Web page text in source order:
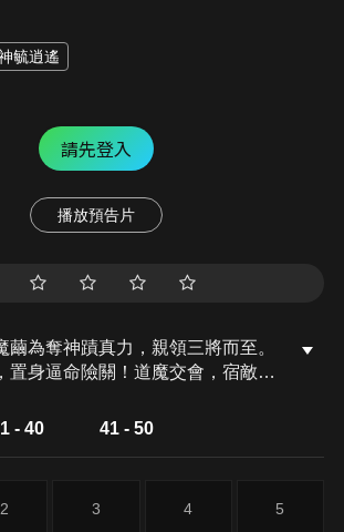
毓逍遙
請先登入
播放預告片
繭為奪神蹟真力，親領三將而至。
置身逼命險關！道魔交會，宿敵再
手羽翼難傷，對戰片刻，已是險象
- 40 41 - 50
2 3 4 5